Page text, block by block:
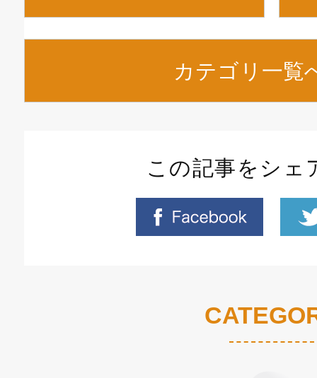
カテゴリ一覧
この記事をシェ